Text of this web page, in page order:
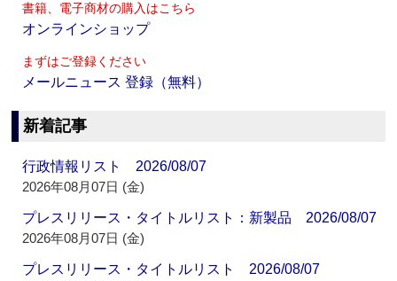
書籍、電子商材の購入はこちら
オンラインショップ
まずはご登録ください
メールニュース 登録（無料）
新着記事
行政情報リスト 2026/08/07
2026年08月07日 (金)
プレスリリース・タイトルリスト：新製品 2026/08/07
2026年08月07日 (金)
プレスリリース・タイトルリスト 2026/08/07